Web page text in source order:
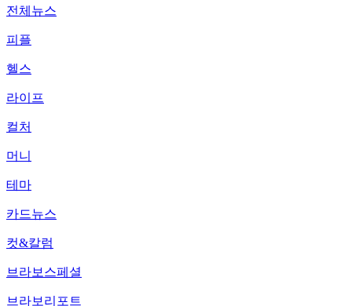
전체뉴스
피플
헬스
라이프
컬처
머니
테마
카드뉴스
컷&칼럼
브라보스페셜
브라보리포트